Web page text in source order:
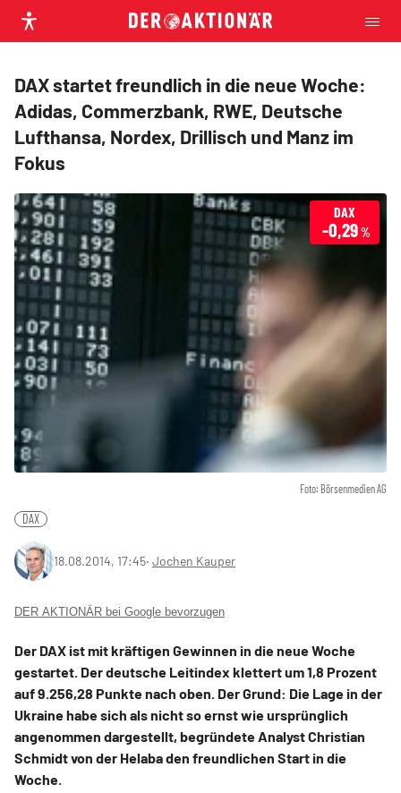
DAX startet freundlich in die neue Woche:
Adidas, Commerzbank, RWE, Deutsche
Lufthansa, Nordex, Drillisch und Manz im
Fokus
Foto: Börsenmedien AG
DAX
-0,29%
DAX
18.08.2014, 17:45‧ Jochen Kauper
DER AKTIONÄR bei Google bevorzugen
Der DAX ist mit kräftigen Gewinnen in die neue Woche
gestartet. Der deutsche Leitindex klettert um 1,8 Prozent
auf 9.256,28 Punkte nach oben. Der Grund: Die Lage in der
Ukraine habe sich als nicht so ernst wie ursprünglich
angenommen dargestellt, begründete Analyst Christian
Schmidt von der Helaba den freundlichen Start in die
Woche.